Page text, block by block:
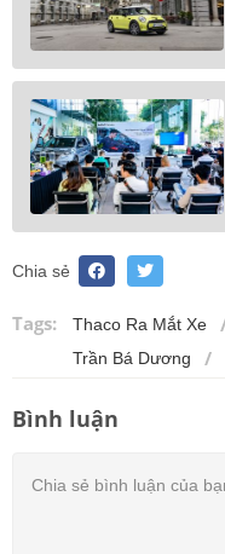
Chia sẻ
Tags: Thaco Ra Mắt Xe
Trần Bá Dương
Bình luận